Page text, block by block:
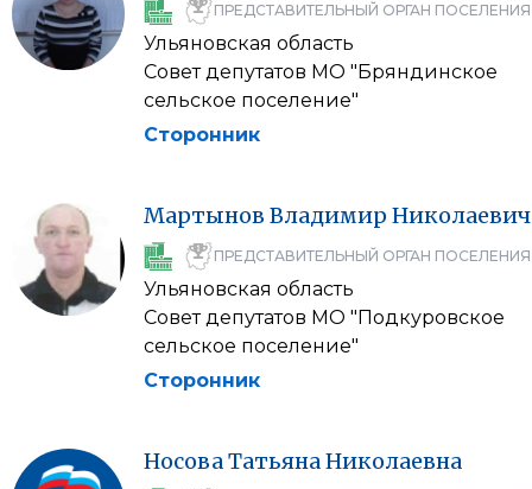
ПРЕДСТАВИТЕЛЬНЫЙ ОРГАН ПОСЕЛЕНИЯ
Ульяновская область
Совет депутатов МО "Бряндинское
сельское поселение"
Сторонник
Мартынов Владимир Николаевич
ПРЕДСТАВИТЕЛЬНЫЙ ОРГАН ПОСЕЛЕНИЯ
Ульяновская область
Совет депутатов МО "Подкуровское
сельское поселение"
Сторонник
НосоваТатьянаНиколаевна